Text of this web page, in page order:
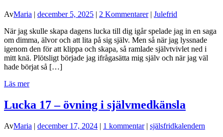
AvMaria | december 5, 2025 | 2 Kommentarer| Julefrid
När jag skulle skapa dagens lucka till dig igår spelade jag in en saga
om dimma, älvor och att lita på sig själv. Men så när jag lyssnade
igenom den för att klippa och skapa, så ramlade självtvivlet ned i
mitt knä. Plötsligt började jag ifrågasätta mig själv och när jag väl
hade börjat så […]
Läs mer
Lucka 17 – övning i självmedkänsla
AvMaria | december 17, 2024 | 1 kommentar| själsfridkalendern